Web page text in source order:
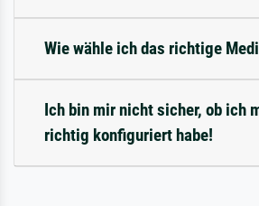
Wie wähle ich das richtige
Ich bin mir nicht sicher, ob ich
richtig konfiguriert habe!